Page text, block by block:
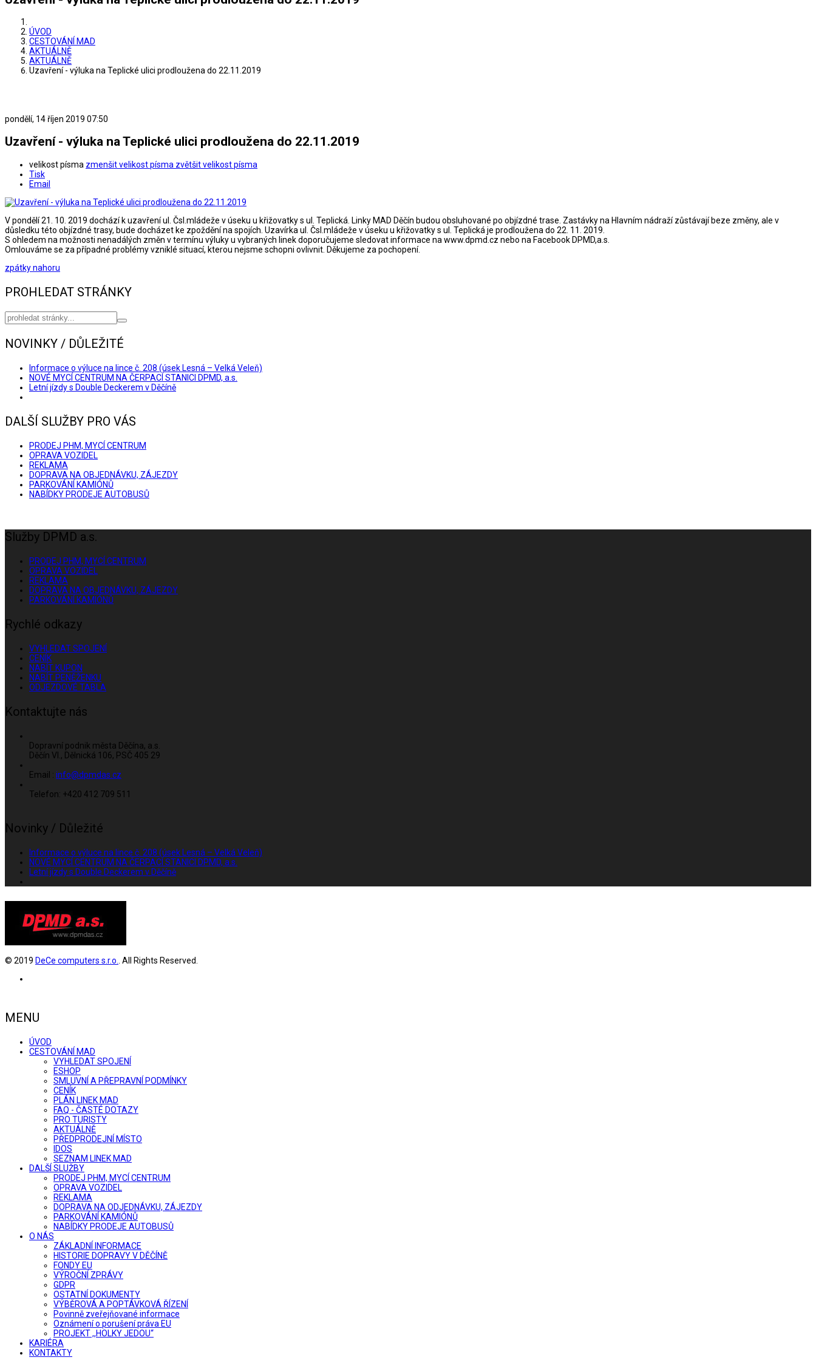
ÚVOD
CESTOVÁNÍ MAD
AKTUÁLNĚ
AKTUÁLNĚ
Uzavření - výluka na Teplické ulici prodloužena do 22.11.2019
pondělí, 14 říjen 2019 07:50
Uzavření - výluka na Teplické ulici prodloužena do 22.11.2019
velikost písma zmenšit velikost písma zvětšit velikost písma
Tisk
Email
V pondělí 21. 10. 2019 dochází k uzavření ul. Čsl.mládeže v úseku u křižovatky s ul. Teplická. Linky MAD Děčín budou obsluhované po objízdné trase. Zastávky na Hlavním nádraží zůstávají beze změny, ale v
důsledku této objízdné trasy, bude docházet ke zpoždění na spojích. Uzavírka ul. Čsl.mládeže v úseku u křižovatky s ul. Teplická je prodloužena do 22. 11. 2019.
S ohledem na možnosti nenadálých změn v termínu výluky u vybraných linek doporučujeme sledovat informace na www.dpmd.cz nebo na Facebook DPMD,a.s.
Omlouváme se za případné problémy vzniklé situací, kterou nejsme schopni ovlivnit. Děkujeme za pochopení.
zpátky nahoru
PROHLEDAT STRÁNKY
NOVINKY / DŮLEŽITÉ
Informace o výluce na lince č. 208 (úsek Lesná – Velká Veleň)
NOVÉ MYCÍ CENTRUM NA ČERPACÍ STANICI DPMD, a.s.
Letní jízdy s Double Deckerem v Děčíně
DALŠÍ SLUŽBY PRO VÁS
PRODEJ PHM, MYCÍ CENTRUM
OPRAVA VOZIDEL
REKLAMA
DOPRAVA NA OBJEDNÁVKU, ZÁJEZDY
PARKOVÁNÍ KAMIÓNŮ
NABÍDKY PRODEJE AUTOBUSŮ
Služby DPMD a.s.
PRODEJ PHM, MYCÍ CENTRUM
OPRAVA VOZIDEL
REKLAMA
DOPRAVA NA OBJEDNÁVKU, ZÁJEZDY
PARKOVÁNÍ KAMIÓNŮ
Rychlé odkazy
VYHLEDAT SPOJENÍ
CENÍK
NABÍT KUPON
NABÍT PENĚŽENKU
ODJEZDOVÉ TABLA
Kontaktujte nás
Dopravní podnik města Děčína, a.s.
Děčín VI., Dělnická 106, PSČ 405 29
Email : info@dpmdas.cz
Telefon: +420 412 709 511
Novinky / Důležité
Informace o výluce na lince č. 208 (úsek Lesná – Velká Veleň)
NOVÉ MYCÍ CENTRUM NA ČERPACÍ STANICI DPMD, a.s.
Letní jízdy s Double Deckerem v Děčíně
© 2019 DeCe computers s.r.o. . All Rights Reserved.
MENU
ÚVOD
CESTOVÁNÍ MAD
VYHLEDAT SPOJENÍ
ESHOP
SMLUVNÍ A PŘEPRAVNÍ PODMÍNKY
CENÍK
PLÁN LINEK MAD
FAQ - ČASTÉ DOTAZY
PRO TURISTY
AKTUÁLNĚ
PŘEDPRODEJNÍ MÍSTO
IDOS
SEZNAM LINEK MAD
DALŠÍ SLUŽBY
PRODEJ PHM, MYCÍ CENTRUM
OPRAVA VOZIDEL
REKLAMA
DOPRAVA NA ODJEDNÁVKU, ZÁJEZDY
PARKOVÁNÍ KAMIÓNŮ
NABÍDKY PRODEJE AUTOBUSŮ
O NÁS
ZÁKLADNÍ INFORMACE
HISTORIE DOPRAVY V DĚČÍNĚ
FONDY EU
VÝROČNÍ ZPRÁVY
GDPR
OSTATNÍ DOKUMENTY
VÝBĚROVÁ A POPTÁVKOVÁ ŘÍZENÍ
Povinně zveřejňované informace
Oznámení o porušení práva EU
PROJEKT ,,HOLKY JEDOU“
KARIÉRA
KONTAKTY